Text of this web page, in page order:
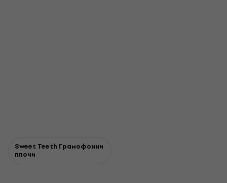
Sweet Teeth Грамофонни
плочи